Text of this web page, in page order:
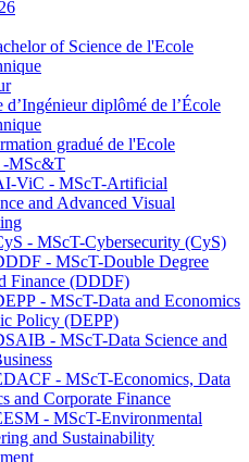
of Science de l'Ecole
d’Ingénieur diplômé de l’École
gradué de l'Ecole
-MSc&T
ViC - MScT-Artificial
and Advanced Visual
- MScT-Cybersecurity (CyS)
- MScT-Double Degree
Finance (DDDF)
- MScT-Data and Economics
Policy (DEPP)
- MScT-Data Science and
- MScT-Economics, Data
and Corporate Finance
- MScT-Environmental
and Sustainability